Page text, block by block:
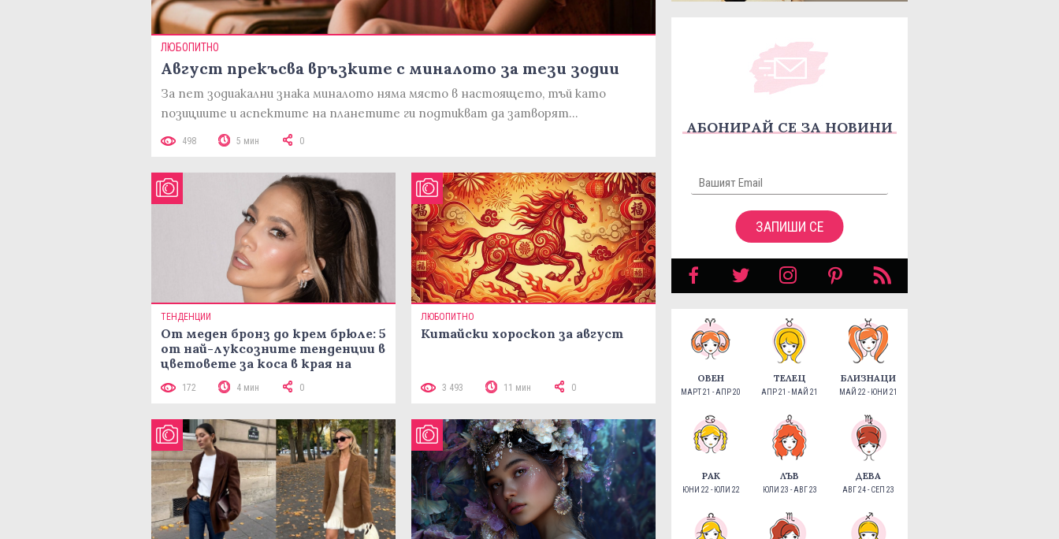
ЛЮБОПИТНО
Август прекъсва връзките с миналото за тези зодии
За пет зодиакални знака миналото няма място в настоящето, тъй като
позициите и аспектите на планетите ги подтикват да затворят…
498 5 мин 0
ТЕНДЕНЦИИ
От меден бронз до крем брюле: 5
от най-луксозните тенденции в
цветовете за коса в края на
172 4 мин 0
ЛЮБОПИТНО
Китайски хороскоп за август
3 493 11 мин 0
АБОНИРАЙ СЕ ЗА НОВИНИ
ЗАПИШИ СЕ
ОВЕН
МАРТ 21 - АПР 20
ТЕЛЕЦ
АПР 21 - МАЙ 21
БЛИЗНАЦИ
МАЙ 22 - ЮНИ 21
РАК
ЮНИ 22 - ЮЛИ 22
ЛЪВ
ЮЛИ 23 - АВГ 23
ДЕВА
АВГ 24 - СЕП 23